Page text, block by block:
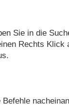
Sie in die
Rechts Klick